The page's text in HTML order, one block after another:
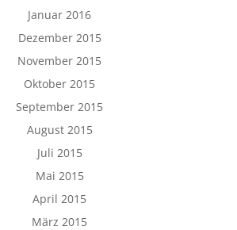
Januar 2016
Dezember 2015
November 2015
Oktober 2015
September 2015
August 2015
Juli 2015
Mai 2015
April 2015
März 2015